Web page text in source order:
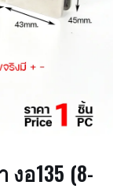
งอ135 (8-